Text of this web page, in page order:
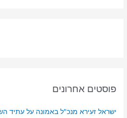
פוסטים אחרונים
ישראל זעירא מנכ"ל באמונה על עתיד